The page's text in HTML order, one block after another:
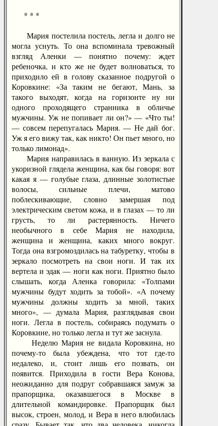
* * *
Мария постелила постель, легла и долго не
могла уснуть. То она вспоминала тревожный
взгляд Аленки — понятно почему: ждет
ребеночка, и кто же не будет волноваться, то
приходило ей в голову сказанное подругой о
Коровкине: «За таким не бегают, Мань, за
такого выходят, когда на горизонте ну ни
одного проходящего странника в обличье
мужчины. Уж не попивает ли он?» — «Что ты!
— совсем перепугалась Мария. — Не дай бог.
Уж я его вижу так, как никто! Он пьет много, но
только лимонад».
Мария направилась в ванную. Из зеркала с
укоризной глядела женщина, как бы говоря: вот
какая я — голубые глаза, длинные золотистые
волосы, сильные плечи, матово
поблескивающие, словно замершая под
электрическим светом кожа, и в глазах — то ли
грусть, то ли растерянность. Ничего
необычного в себе Мария не находила,
женщина и женщина, каких много вокруг.
Тогда она взгромоздилась на табуретку, чтобы в
зеркало посмотреть на свои ноги. И так их
вертела и эдак — ноги как ноги. Приятно было
слышать, когда Аленка говорила: «Толпами
мужчины будут ходить за тобой». «А почему
мужчины должны ходить за мной, таких
много», — думала Мария, разглядывая свои
ноги. Легла в постель, собираясь подумать о
Коровкине, но только легла и тут же заснула.
Неделю Мария не видала Коровкина, но
почему-то была убеждена, что тот где-то
недалеко, и, стоит лишь его позвать, он
появится. Приходила в гости Вера Конова,
неожиданно для подруг собравшаяся замуж за
прапорщика, оказавшегося в Москве в
длительной командировке. Прапорщик был
высок, строен, молод, и Вера в него влюбилась